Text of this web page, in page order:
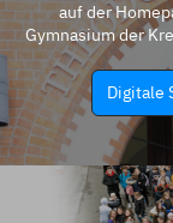
auf der
Gymnasium der
Digitale